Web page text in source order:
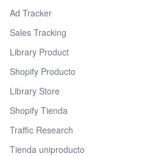
Ad Tracker
Sales Tracking
Library Product
Shopify Producto
Library Store
Shopify Tienda
Traffic Research
Tienda uniproducto